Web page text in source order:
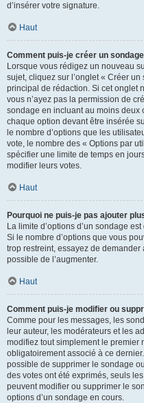
d’insérer votre signature.
Haut
Comment puis-je créer un
Lorsque vous rédigez un nouveau
sujet, cliquez sur l’onglet « Créer
principal de rédaction. Si cet onglet
vous n’ayez pas la permission de
sondage en incluant au moins deux
chaque option devant être insérée
le nombre d’options que les
vote, le nombre des « Options par
spécifier une limite de temps en
modifier leurs votes.
Haut
Pourquoi ne puis-je pas ajouter
La limite d’options d’un sondage
Si le nombre d’options que vous
trop restreint, essayez de demander
possible de l’augmenter.
Haut
Comment puis-je modifier ou
Comme pour les messages, les
leur auteur, les modérateurs et les
modifiez tout simplement le premier
obligatoirement associé à ce
possible de supprimer le sondage
des votes ont été exprimés, seuls
peuvent modifier ou supprimer le
options d’un sondage en cours.